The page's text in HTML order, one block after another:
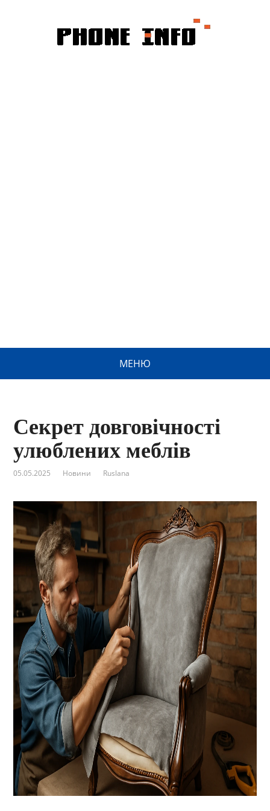
МЕНЮ
Секрет довговічності
улюблених меблів
05.05.2025 Новини Ruslana